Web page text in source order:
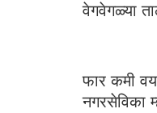
वेगवेगळ्या
फार कमी
नगरसेविका